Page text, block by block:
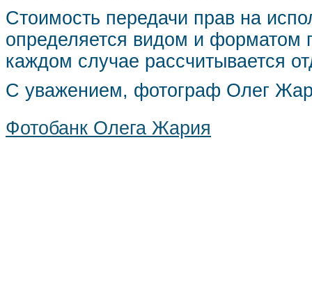
Стоимость передачи прав на
определяется видом и форматом
каждом случае рассчитывается
С уважением, фотограф Олег
Фотобанк Олега Жария